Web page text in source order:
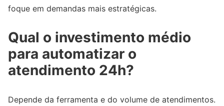
foque em demandas mais estratégicas.
Qual o investimento médio
para automatizar o
atendimento 24h?
Depende da ferramenta e do volume de atendimentos.